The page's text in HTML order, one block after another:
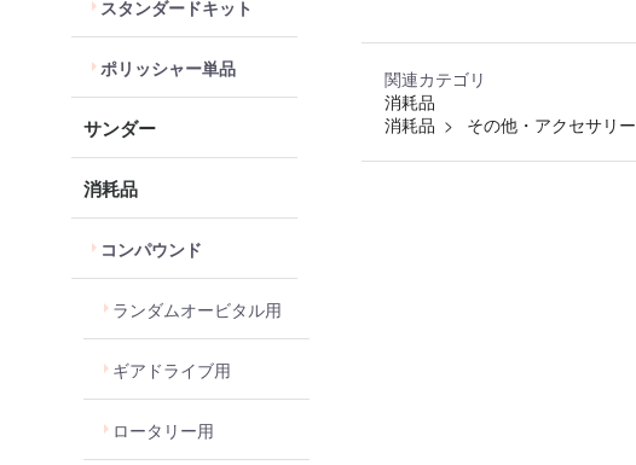
スタンダードキット
ポリッシャー単品
サンダー
消耗品
コンパウンド
ランダムオービタル用
ギアドライブ用
ロータリー用
関連カテゴリ
消耗品
消耗品
その他・アクセサリー